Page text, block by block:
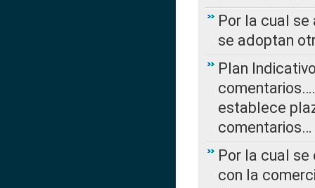
Por la cual
se adoptan
Plan
establece
comentarios…
Por la cual
con la